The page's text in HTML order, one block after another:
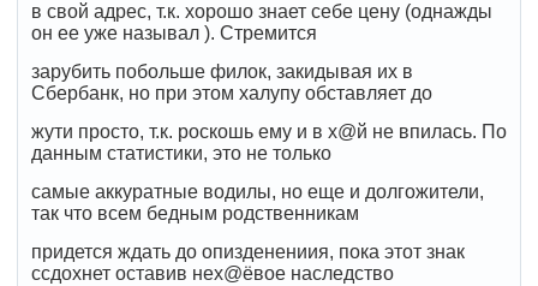
в свой адрес, т.к. хорошо знает себе цену (однажды
он ее уже называл ). Стремится
зарубить побольше филок, закидывая их в
Сбербанк, но при этом халупу обставляет до
жути просто, т.к. роскошь ему и в х@й не впилась. По
данным статистики, это не только
самые аккуратные водилы, но еще и долгожители,
так что всем бедным родственникам
придется ждать до опизденениия, пока этот знак
ссдохнет оставив нех@ёвое наследство